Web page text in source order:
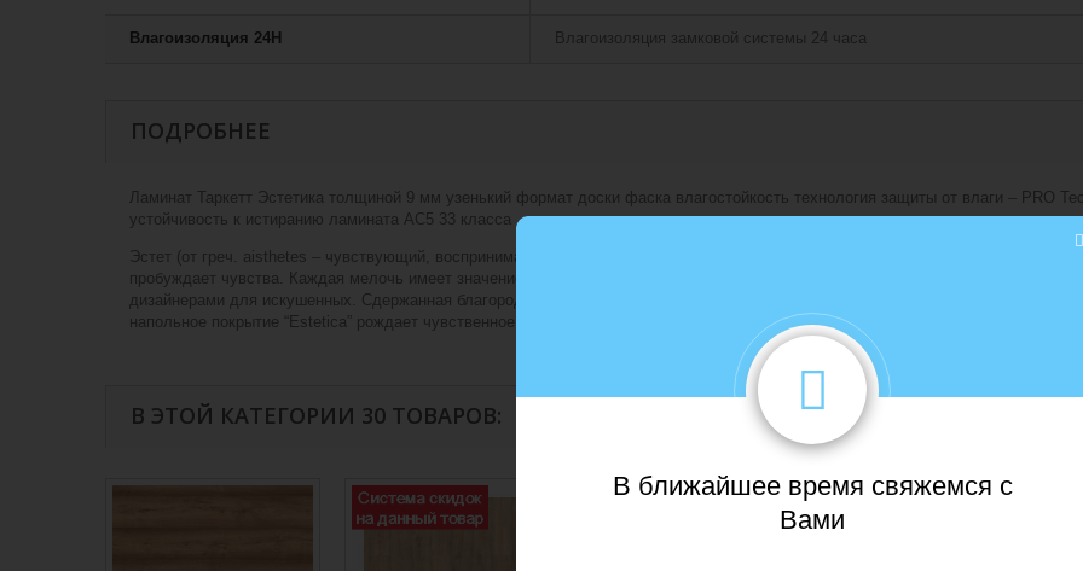
В ближайшее время свяжемся с
Вами
Влагоизоляция 24H Влагоизоляция замковой системы 24 часа
ПОДРОБНЕЕ
Ламинат Таркетт Эстетика толщиной 9 мм узенький формат доски фаска влагостойкость технология защиты от влаги – PRO
устойчивость к истиранию ламината AC5 33 класса
Эстет (от греч. аisthetes – чувствующий, воспринимающий), поклонник искусства, ценитель изящного. Он окружает себя
пробуждает чувства. Каждая мелочь имеет значение. Ловец образов, скрытых в игре света и тени, ценитель наследия веков и
дизайнерами для искушенных. Сдержанная благородная гамма оттенков, удивительные состаренные фактуры, красота в
напольное покрытие “Estetica” рождает чувственное восприятие мира и дарит настоящее эстетическое удовольствие своему
В ЭТОЙ КАТЕГОРИИ 30 ТОВАРОВ: